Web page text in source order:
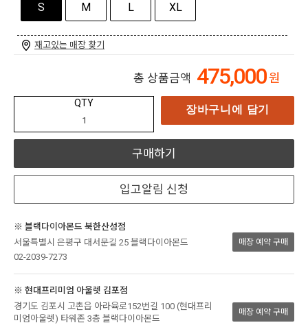
S M L XL
재고있는 매장 찾기
총 상품금액 475,000원
QTY 장바구니에 담기
구매하기
입고알림 신청
※ 블랙다이아몬드 북한산성점
서울특별시 은평구 대서문길 25 블랙다이아몬드
02-2039-7273
매장 예약 구매
※ 현대프리미엄 아울렛 김포점
경기도 김포시 고촌읍 아라육로152번길 100 (현대프리
미엄아울렛) 타워존 3층 블랙다이아몬드
매장 예약 구매